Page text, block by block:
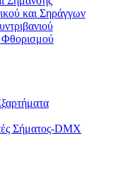
και Σηράγγων
Φθορισμού
Σήματος-DMX